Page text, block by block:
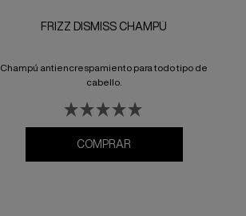
FRIZZ DISMISS CHAMPÚ
Champú antiencrespamiento para todo tipo de
cabello.
COMPRAR